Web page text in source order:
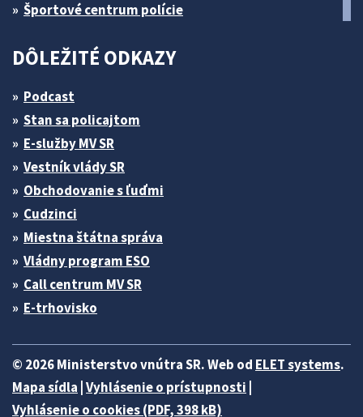
Športové centrum polície
DÔLEŽITÉ ODKAZY
Podcast
Stan sa policajtom
E-služby MV SR
Vestník vlády SR
Obchodovanie s ľuďmi
Cudzinci
Miestna štátna správa
Vládny program ESO
Call centrum MV SR
E-trhovisko
© 2026 Ministerstvo vnútra SR. Web od ELET systems.
Mapa sídla Vyhlásenie o prístupnosti
Vyhlásenie o cookies (PDF, 398 kB)